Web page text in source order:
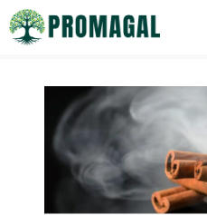
Saltar
al